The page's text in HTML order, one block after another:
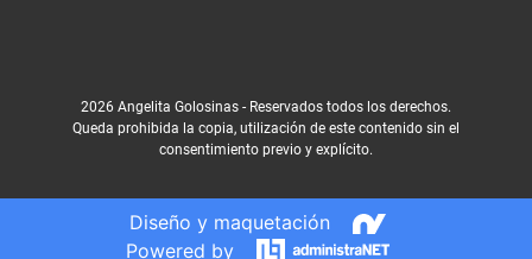
2026 Angelita Golosinas - Reservados todos los derechos.
Queda prohibida la copia, utilización de este contenido sin el
consentimiento previo y explícito.
Diseño y maquetación
Powered by